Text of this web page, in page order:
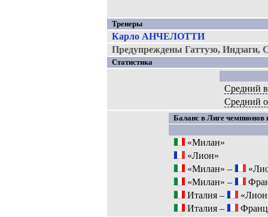
Тренеры
Карло АНЧЕЛОТТИ
Предупреждены Гаттузо, Индзаги,
Статистика
Средний
Средний
Баланс в Лиге чемпионов
«Милан»
«Лион»
«Милан» –
«Милан» –
Италия –
Италия –